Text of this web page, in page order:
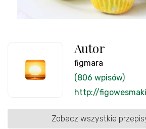
Autor
figmara
(806 wpisów)
http://
Zobacz wszystkie